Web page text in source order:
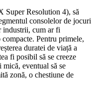
Super Resolution 4), să
consolelor de jocuri
industrii, cum ar fi
Pentru primele,
duratei de viață a
fi posibil să se creeze
mică, eventual să se
zonă, o chestiune de